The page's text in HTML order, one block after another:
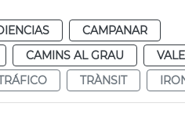
CAMPANAR
CAMINS AL GRAU
TRÀNSIT